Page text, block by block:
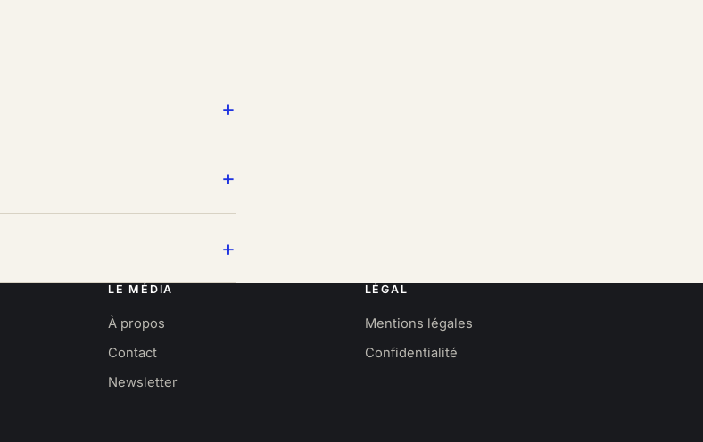
LE MÉDIA
À propos
Contact
Newsletter
LÉGAL
Mentions légales
Confidentialité